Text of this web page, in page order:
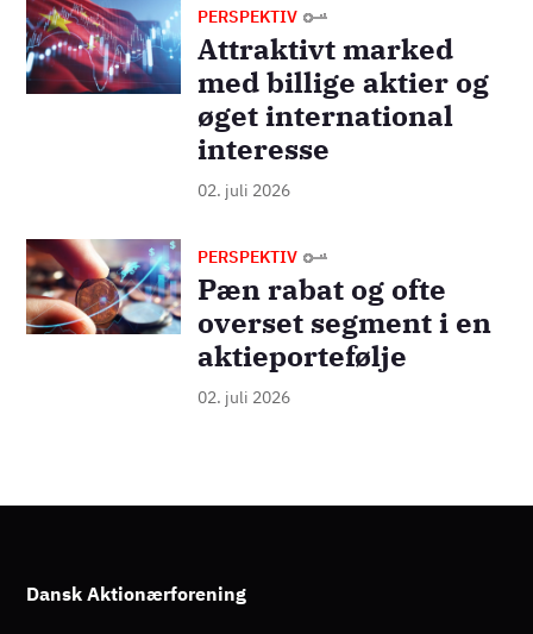
Billede PERSPEKTIV
Attraktivt marked
med billige aktier og
øget international
interesse
02. juli 2026
Billede PERSPEKTIV
Pæn rabat og ofte
overset segment i en
aktieportefølje
02. juli 2026
Dansk Aktionærforening